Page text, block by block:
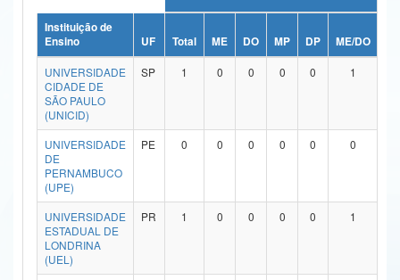
Ministério da Ciência, Tecnologia, Inovações e Comunicações
Ministério do Meio Ambiente
Ministério do Turismo
Ministério do Desenvolvimento Regional
Controladoria-Geral da União
Ministério da Mulher, da Família e dos Direitos Humanos
Secretaria-Geral
Secretaria de Governo
Instituição de
Ensino
UF Total ME DO MP DP ME/DO
UNIVERSIDADE
CIDADE DE
SÃO PAULO
(UNICID)
SP 1 0 0 0 0 1
UNIVERSIDADE
DE
PERNAMBUCO
(UPE)
PE 0 0 0 0 0 0
UNIVERSIDADE
ESTADUAL DE
LONDRINA
(UEL)
PR 1 0 0 0 0 1